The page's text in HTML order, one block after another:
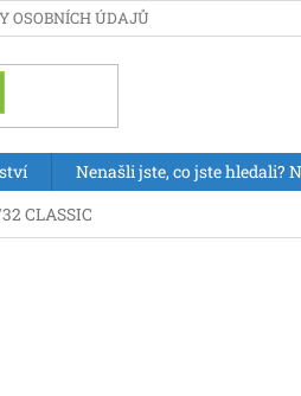
OSOBNÍCH ÚDAJŮ
Nenašli jste, co jste hledali?
CLASSIC